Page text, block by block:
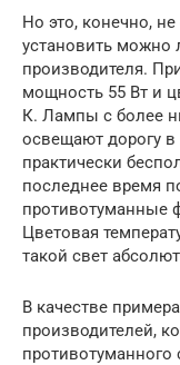
Но это, конечно,
установить можно
производителя.
мощность 55 Вт и
К. Лампы с более
освещают дорогу
практически
последнее время
противотуманные
Цветовая
такой свет
В качестве
производителей,
противотуманного